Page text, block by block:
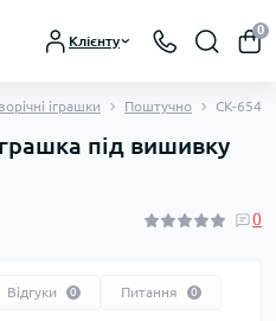
Клієнту
0
іграшки Поштучно СК-6548
під вишивку
0
Відгуки 0 Питання 0